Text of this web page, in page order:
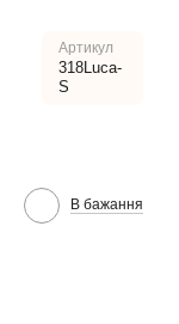
Артикул
318Luca-
S
В бажання